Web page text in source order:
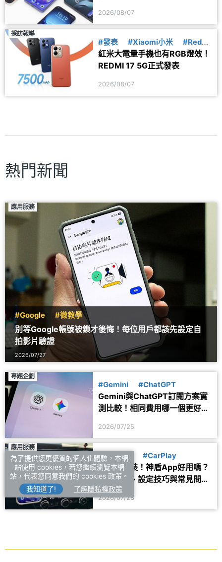
2026/08/07
採訪報導
#發表 #Xiaomi小米
#Redmi
紅米
紅米大電量手機也有RGB燈效！
REDMI 17 5G正式發表
2026/08/07
熱門新聞
應用服務
#Google #微教學
別等Google帳號被鎖才後悔！每位用戶都該先設定自
拍影片驗證
2026/07/27
專題企劃
#Gemini #ChatGPT
Gemini與ChatGPT訂閱方案實
測比較！相同費用哪一個更好
2026/07/25
應用服務
#生活資訊 #CarPlay
開車族必裝！神盾App好用嗎？
測速提醒、設定技巧與常見問題
一次看
2026/07/28
為了提供您更優質的個人化體驗，本網
站使用 cookies，若您繼續瀏覽本網
站，代表您同意我們的 cookies 政策。
我知道了!
了解隱私權政策